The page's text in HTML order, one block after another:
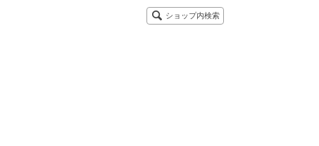
ショップ内検索